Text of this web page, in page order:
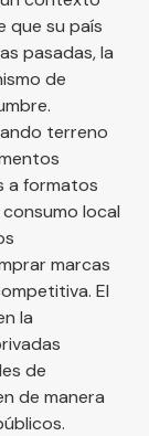
que su país
pasadas, la
de
terreno
a formatos
local
marcas
El
la
de
de manera